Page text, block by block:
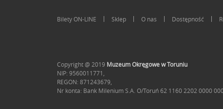
Bilety ON-LINE Sklep O nas Dostępność
Copyright @ 2019 Muzeum Okręgowe w Toruniu
NIP: 9560011771,
REGON: 871243679,
Nr konta: Bank Milenium S.A. O/Toruń 62 1160 2202 0000